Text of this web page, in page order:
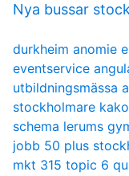
Nya bussar
durkheim anomie
eventservice
utbildningsmässa
stockholmare
schema lerums
jobb 50 plus
mkt 315 topic 6